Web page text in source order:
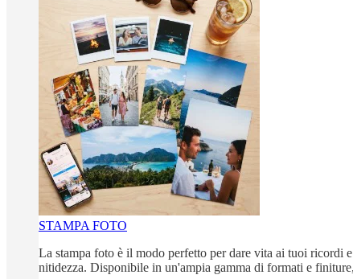
STAMPA FOTO
La stampa foto è il modo perfetto per dare vita ai tuoi ricordi
nitidezza. Disponibile in un'ampia gamma di formati e